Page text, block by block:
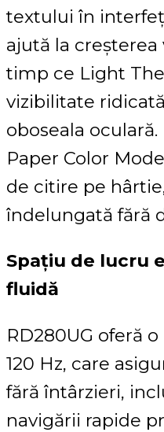
textului în
ajută la
timp ce Light
vizibilitate
oboseala
Paper Color
de citire pe
îndelungată fără
Spațiu de lucru
fluidă
RD280UG oferă
120 Hz, care
fără întârzieri,
navigării rapide